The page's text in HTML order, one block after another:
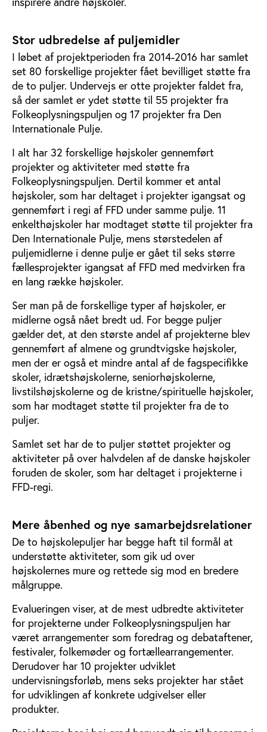
Stor udbredelse af puljemidler
I løbet af projektperioden fra 2014-2016 har samlet
set 80 forskellige projekter fået bevilliget støtte fra
de to puljer. Undervejs er otte projekter faldet fra,
så der samlet er ydet støtte til 55 projekter fra
Folkeoplysningspuljen og 17 projekter fra Den
Internationale Pulje.
I alt har 32 forskellige højskoler gennemført
projekter og aktiviteter med støtte fra
Folkeoplysningspuljen. Dertil kommer et antal
højskoler, som har deltaget i projekter igangsat og
gennemført i regi af FFD under samme pulje. 11
enkelthøjskoler har modtaget støtte til projekter fra
Den Internationale Pulje, mens størstedelen af
puljemidlerne i denne pulje er gået til seks større
fællesprojekter igangsat af FFD med medvirken fra
en lang række højskoler.
Ser man på de forskellige typer af højskoler, er
midlerne også nået bredt ud. For begge puljer
gælder det, at den største andel af projekterne blev
gennemført af almene og grundtvigske højskoler,
men der er også et mindre antal af de fagspecifikke
skoler, idrætshøjskolerne, seniorhøjskolerne,
livstilshøjskolerne og de kristne/spirituelle højskoler,
som har modtaget støtte til projekter fra de to
puljer.
Samlet set har de to puljer støttet projekter og
aktiviteter på over halvdelen af de danske højskoler
foruden de skoler, som har deltaget i projekterne i
FFD-regi.
Mere åbenhed og nye samarbejdsrelationer
De to højskolepuljer har begge haft til formål at
understøtte aktiviteter, som gik ud over
højskolernes mure og rettede sig mod en bredere
målgruppe.
Evalueringen viser, at de mest udbredte aktiviteter
for projekterne under Folkeoplysningspuljen har
været arrangementer som foredrag og debataftener,
festivaler, folkemøder og fortællearrangementer.
Derudover har 10 projekter udviklet
undervisningsforløb, mens seks projekter har stået
for udviklingen af konkrete udgivelser eller
produkter.